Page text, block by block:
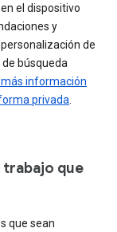
el dispositivo
y
de
búsqueda
información
privada
trabajo que
que sean